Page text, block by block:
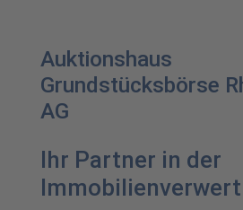
Auktionshaus
Grundstücksbörse
AG
Ihr Partner in der